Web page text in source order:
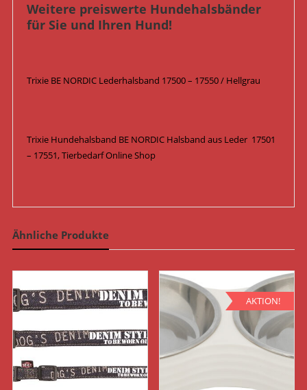
Weitere preiswerte Hundehalsbänder
für Sie und Ihren Hund!
Trixie BE NORDIC Lederhalsband 17500 – 17550 / Hellgrau
Trixie Hundehalsband BE NORDIC Halsband aus Leder 17501
– 17551, Tierbedarf Online Shop
Ähnliche Produkte
AKTION!